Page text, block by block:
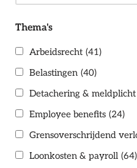
Thema's
Arbeidsrecht (41)
Belastingen (40)
Detachering & meldplicht
Employee benefits (24)
Grensoverschrijdend
Loonkosten & payroll (64)